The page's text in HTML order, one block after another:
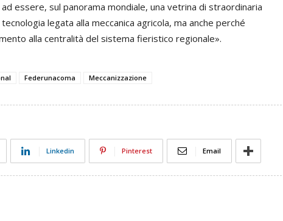
ad essere, sul panorama mondiale, una vetrina di straordinaria
legata alla meccanica agricola, ma anche perché
alla centralità del sistema fieristico regionale».
Federunacoma Meccanizzazione
Linkedin Pinterest Email